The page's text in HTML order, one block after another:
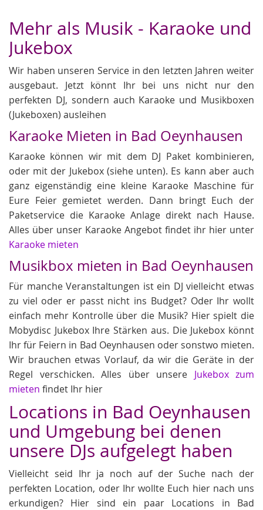
Mehr als Musik - Karaoke und
Jukebox
Wir haben unseren Service in den letzten Jahren weiter
ausgebaut. Jetzt könnt Ihr bei uns nicht nur den
perfekten DJ, sondern auch Karaoke und Musikboxen
(Jukeboxen) ausleihen
Karaoke Mieten in Bad Oeynhausen
Karaoke können wir mit dem DJ Paket kombinieren,
oder mit der Jukebox (siehe unten). Es kann aber auch
ganz eigenständig eine kleine Karaoke Maschine für
Eure Feier gemietet werden. Dann bringt Euch der
Paketservice die Karaoke Anlage direkt nach Hause.
Alles über unser Karaoke Angebot findet ihr hier unter
Karaoke mieten
Musikbox mieten in Bad Oeynhausen
Für manche Veranstaltungen ist ein DJ vielleicht etwas
zu viel oder er passt nicht ins Budget? Oder Ihr wollt
einfach mehr Kontrolle über die Musik? Hier spielt die
Mobydisc Jukebox Ihre Stärken aus. Die Jukebox könnt
Ihr für Feiern in Bad Oeynhausen oder sonstwo mieten.
Wir brauchen etwas Vorlauf, da wir die Geräte in der
Regel verschicken. Alles über unsere Jukebox zum
mieten findet Ihr hier
Locations in Bad Oeynhausen
und Umgebung bei denen
unsere DJs aufgelegt haben
Vielleicht seid Ihr ja noch auf der Suche nach der
perfekten Location, oder Ihr wollte Euch hier nach uns
erkundigen? Hier sind ein paar Locations in Bad